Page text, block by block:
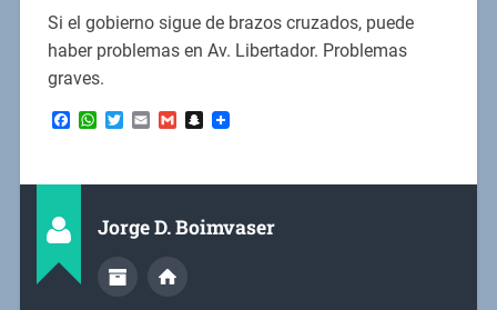
Si el gobierno sigue de brazos cruzados, puede
haber problemas en Av. Libertador. Problemas
graves.
Facebook
WhatsApp
Twitter
EmailGmailSnapchat
Jorge D. Boimvaser